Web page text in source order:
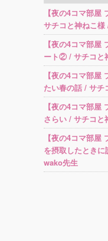
【夜の4コマ部屋
サチコと神ねこ
【夜の4コマ部屋
ート② / サチコと
【夜の4コマ部屋
たい春の話 / サ
【夜の4コマ部屋
さらい / サチコ
【夜の4コマ部屋
を摂取したとき
wako先生